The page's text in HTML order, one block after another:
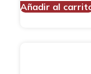
Añadir al